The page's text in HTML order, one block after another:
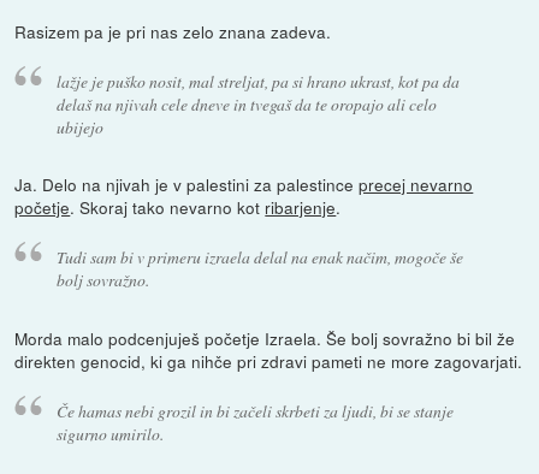
Rasizem pa je pri nas zelo znana zadeva.
lažje je puško nosit, mal streljat, pa si hrano ukrast, kot pa da
delaš na njivah cele dneve in tvegaš da te oropajo ali celo
ubijejo
Ja. Delo na njivah je v palestini za palestinceprecej nevarno
početje. Skoraj tako nevarno kot ribarjenje.
Tudi sam bi v primeru izraela delal na enak načim, mogoče še
bolj sovražno.
Morda malo podcenjuješ početje Izraela. Še bolj sovražno bi bil že
direkten genocid, ki ga nihče pri zdravi pameti ne more zagovarjati.
Če hamas nebi grozil in bi začeli skrbeti za ljudi, bi se stanje
sigurno umirilo.